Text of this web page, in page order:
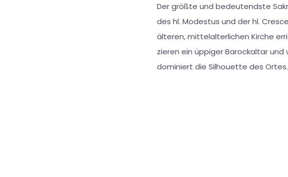
Der größte und bedeutendste
des hl. Modestus und der hl.
älteren, mittelalterlichen Kirche
zieren ein üppiger Barockaltar
dominiert die Silhouette des Ortes.